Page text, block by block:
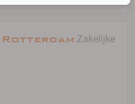
Zakelijke